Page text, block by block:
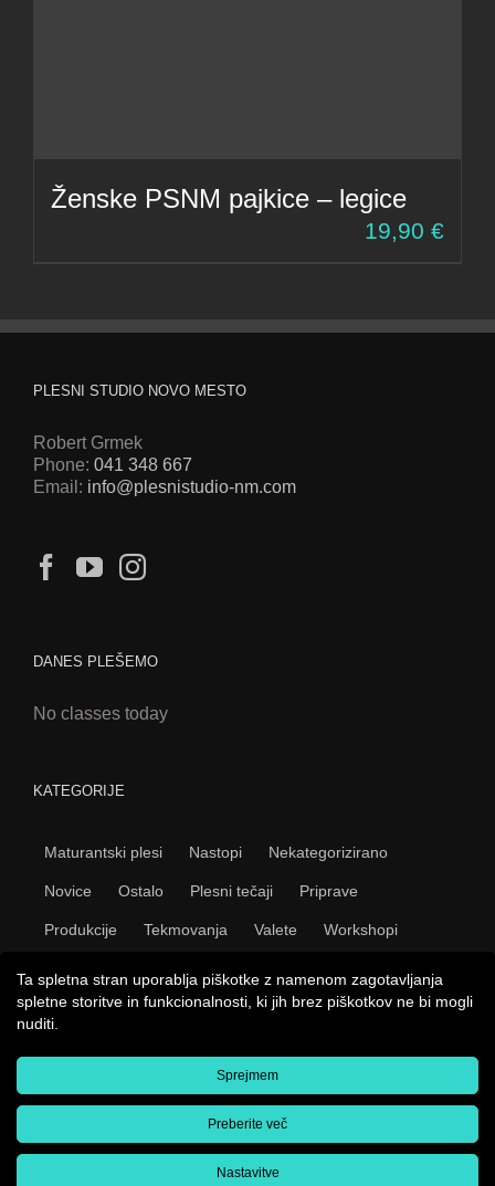
Ženske PSNM pajkice – legice
19,90 €
PLESNI STUDIO NOVO MESTO
Robert Grmek
Phone: 041 348 667
Email: info@plesnistudio-nm.com
DANES PLEŠEMO
No classes today
KATEGORIJE
Maturantski plesi Nastopi Nekategorizirano
Novice Ostalo Plesni tečaji Priprave
Produkcije Tekmovanja Valete Workshopi
pridržane |Splošni pogoji|Pravno obvestilo|E-prijavnica|
Amarookreativne spletne storitve
Ta spletna stran uporablja piškotke z namenom zagotavljanja
spletne storitve in funkcionalnosti, ki jih brez piškotkov ne bi mogli
nuditi.
Sprejmem
Preberite več
Nastavitve